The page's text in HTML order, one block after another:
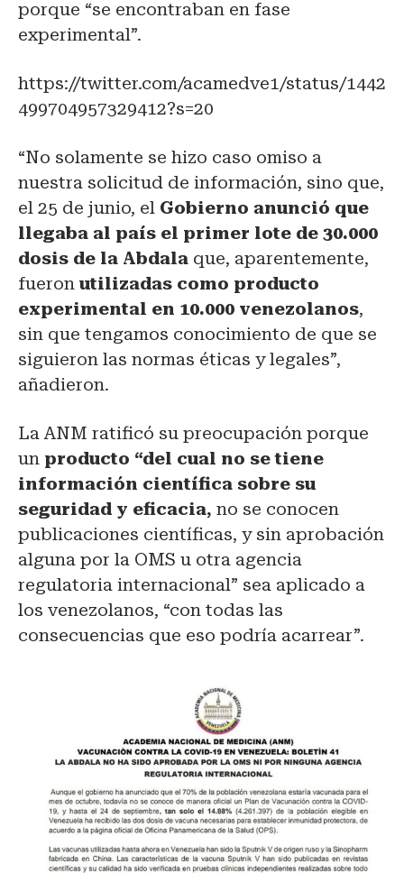
porque “se encontraban en fase
experimental”.
https://twitter.com/acamedve1/status/1442
499704957329412?s=20
“No solamente se hizo caso omiso a
nuestra solicitud de información, sino que,
el 25 de junio, el Gobierno anunció que
llegaba al país el primer lote de 30.000
dosis de la Abdala que, aparentemente,
fueron utilizadas como producto
experimental en 10.000 venezolanos,
sin que tengamos conocimiento de que se
siguieron las normas éticas y legales”,
añadieron.
La ANM ratificó su preocupación porque
un producto “del cual no se tiene
información científica sobre su
seguridad y eficacia, no se conocen
publicaciones científicas, y sin aprobación
alguna por la OMS u otra agencia
regulatoria internacional” sea aplicado a
los venezolanos, “con todas las
consecuencias que eso podría acarrear”.